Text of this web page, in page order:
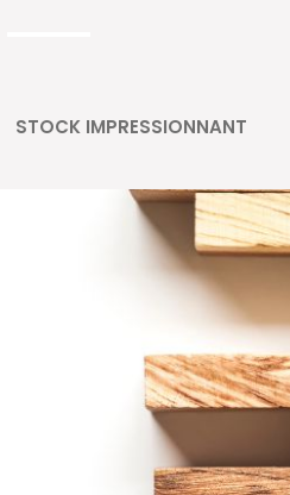
STOCK IMPRESSIONNANT